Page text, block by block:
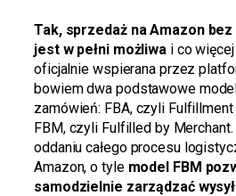
Tak, sprzedaż na Amazon
jest w pełni możliwa i co
oficjalnie wspierana przez
bowiem dwa podstawowe
zamówień: FBA, czyli
FBM, czyli Fulfilled by
oddaniu całego procesu
Amazon, o tyle model FBM
samodzielnie zarządzać